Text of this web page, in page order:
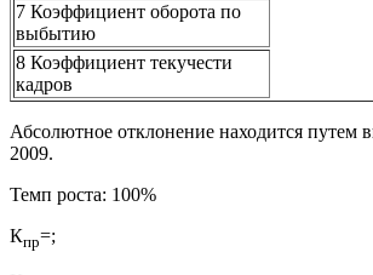
7 Коэффициент оборота по
выбытию
8 Коэффициент текучести
кадров
Абсолютное отклонение находится путем
2009.
Темп роста: 100%
Кпр=;